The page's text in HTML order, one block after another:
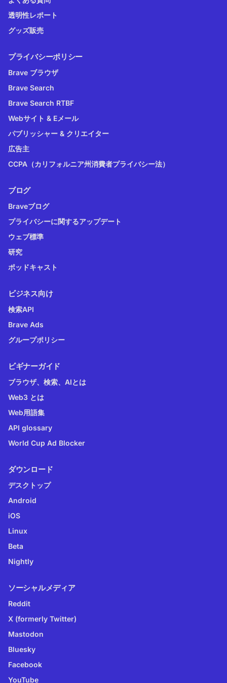
透明性レポート
グッズ販売
プライバシーポリシー
Brave ブラウザ
Brave Search
Brave Search RTBF
Webサイト & Eメール
パブリッシャー & クリエイター
広告主
CCPA（カリフォルニア州消費者プライバシー法）
ブログ
Braveブログ
プライバシーに関するアップデート
ウェブ標準
研究
ポッドキャスト
ビジネス向け
検索API
Brave Ads
グループポリシー
ビギナーガイド
ブラウザ、検索、AIとは
Web3 とは
Web用語集
API glossary
World Cup Ad Blocker
ダウンロード
デスクトップ
Android
iOS
Linux
Beta
Nightly
ソーシャルメディア
Reddit
X (formerly Twitter)
Mastodon
Bluesky
Facebook
YouTube